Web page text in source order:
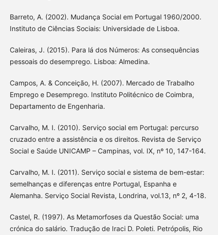
Barreto, A. (2002). Mudança Social em Portugal 1960/2000.
Instituto de Ciências Sociais: Universidade de Lisboa.
Caleiras, J. (2015). Para lá dos Números: As consequências
pessoais do desemprego. Lisboa: Almedina.
Campos, A. & Conceição, H. (2007). Mercado de Trabalho
Emprego e Desemprego. Instituto Politécnico de Coimbra,
Departamento de Engenharia.
Carvalho, M. I. (2010). Serviço social em Portugal: percurso
cruzado entre a assistência e os direitos. Revista de Serviço
Social e Saúde UNICAMP – Campinas, vol. IX, nº 10, 147-164.
Carvalho, M. I. (2011). Serviço social e sistema de bem-estar:
semelhanças e diferenças entre Portugal, Espanha e
Alemanha. Serviço Social Revista, Londrina, vol.13, nº 2, 4-18.
Castel, R. (1997). As Metamorfoses da Questão Social: uma
crónica do salário. Tradução de Iraci D. Poleti. Petrópolis, Rio